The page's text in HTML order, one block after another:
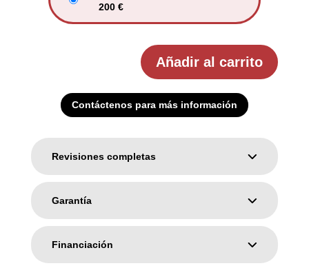
200 €
Añadir al carrito
Contáctenos para más información
Revisiones completas
Garantía
Financiación